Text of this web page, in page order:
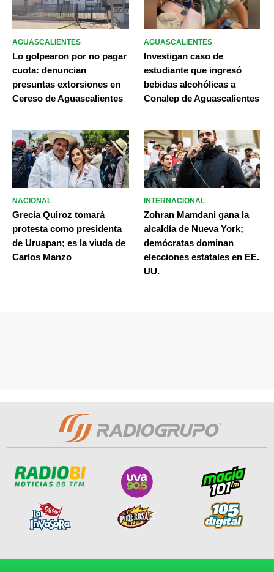
AGUASCALIENTES
Lo golpearon por no pagar
cuota: denuncian
presuntas extorsiones en
Cereso de Aguascalientes
AGUASCALIENTES
Investigan caso de
estudiante que ingresó
bebidas alcohólicas a
Conalep de Aguascalientes
NACIONAL
Grecia Quiroz tomará
protesta como presidenta
de Uruapan; es la viuda de
Carlos Manzo
INTERNACIONAL
Zohran Mamdani gana la
alcaldía de Nueva York;
demócratas dominan
elecciones estatales en EE.
UU.